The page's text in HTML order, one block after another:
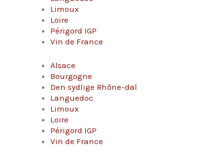
Limoux
Loire
Périgord IGP
Vin de France
Alsace
Bourgogne
Den sydlige Rhône-dal
Languedoc
Limoux
Loire
Périgord IGP
Vin de France